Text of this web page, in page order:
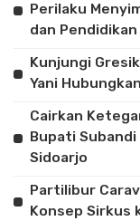
Perilaku
dan
Kunjungi
Yani
Cairkan
Bupati Subandi
Sidoarjo
Partilibur
Konsep Sirkus